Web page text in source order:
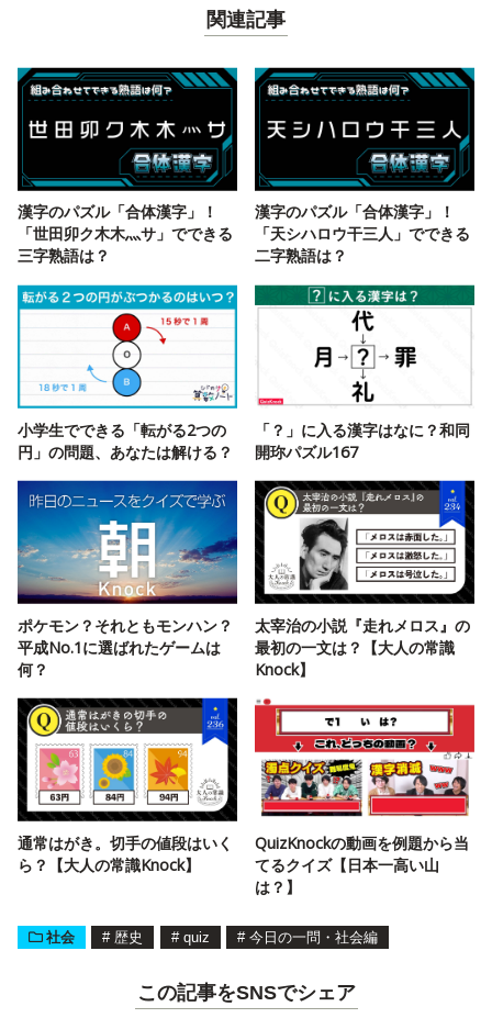
関連記事
漢字のパズル「合体漢字」！
「世田卯ク木木灬サ」でできる
三字熟語は？
漢字のパズル「合体漢字」！
「天シハロウ干三人」でできる
二字熟語は？
小学生でできる「転がる2つの
円」の問題、あなたは解ける？
「？」に入る漢字はなに？和同
開珎パズル167
ポケモン？それともモンハン？
平成No.1に選ばれたゲームは
何？
太宰治の小説『走れメロス』の
最初の一文は？【大人の常識
Knock】
通常はがき。切手の値段はいく
ら？【大人の常識Knock】
QuizKnockの動画を例題から当
てるクイズ【日本一高い山
は？】
社会 # 歴史 # quiz # 今日の一問・社会編
この記事をSNSでシェア